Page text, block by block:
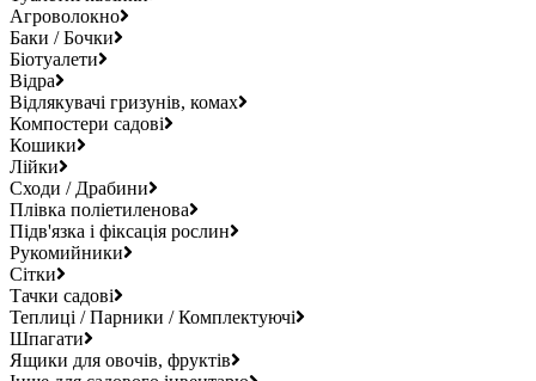
Агроволокно
Баки / Бочки
Біотуалети
Відра
Відлякувачі гризунів, комах
Компостери садові
Кошики
Лійки
Сходи / Драбини
Плівка поліетиленова
Підв'язка і фіксація рослин
Рукомийники
Сітки
Тачки садові
Теплиці / Парники / Комплектуючі
Шпагати
Ящики для овочів, фруктів